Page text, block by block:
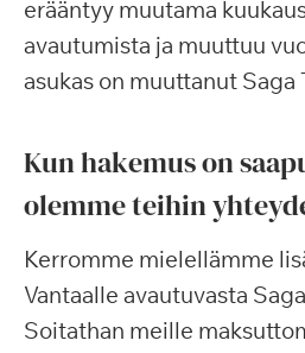
erääntyy muutama
avautumista ja muuttuu
asukas on muuttanut Saga
Kun hakemus on
olemme teihin
Kerromme mielellämme
Vantaalle avautuvasta
Soitathan meille